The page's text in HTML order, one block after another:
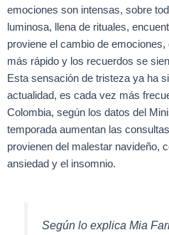
emociones son intensas, sobre
luminosa, llena de rituales,
proviene el cambio de
más rápido y los recuerdos se
Esta sensación de tristeza ya ha
actualidad, es cada vez más
Colombia, según los datos del
temporada aumentan las
provienen del malestar navideño,
ansiedad y el insomnio.
Según lo explica Mia